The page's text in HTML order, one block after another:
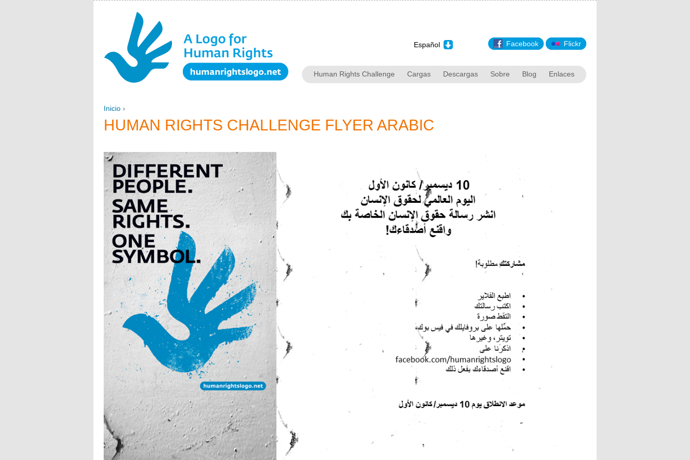
Facebook Flickr
Español
Human Rights Challenge Cargas Descargas Sobre Blog Enlaces
USTED ESTÁ AQUÍ
Inicio ›
HUMAN RIGHTS CHALLENGE FLYER ARABIC